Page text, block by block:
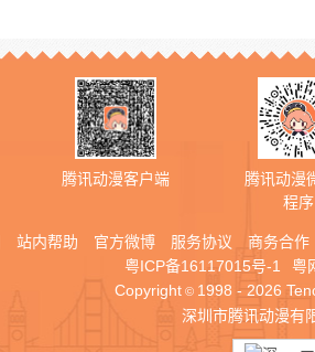
腾讯动漫客户端
腾讯动漫
程序
站内帮助 官方微博 服务协议 商务合作
粤ICP备16117015号-1
粤
Copyright © 1998 - 2026
深圳市腾讯动漫有